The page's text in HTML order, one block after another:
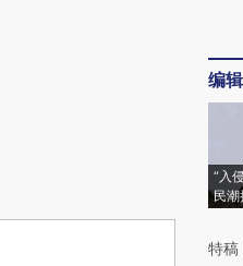
编
“入
民潮
特稿